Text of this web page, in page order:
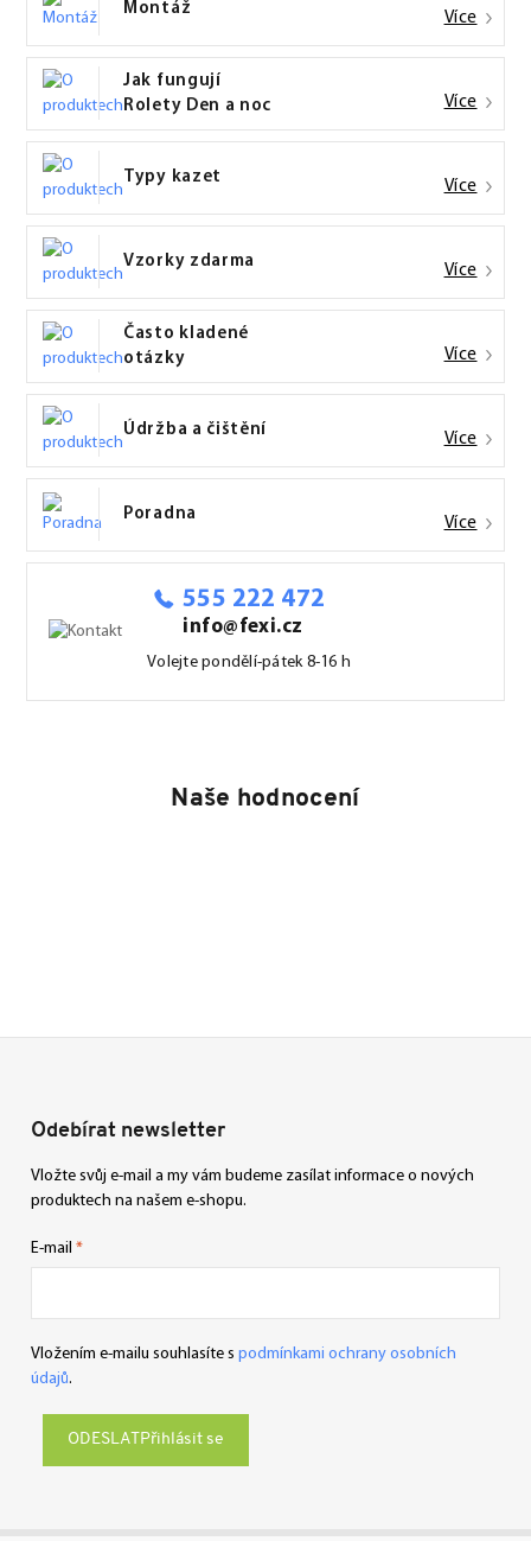
Montáž Více
Jak fungují
Rolety Den a noc
Více
Typy kazet Více
Vzorky zdarma Více
Často kladené
otázky
Více
Údržba a čištění Více
Poradna Více
555 222 472
info@fexi.cz
Volejte pondělí-pátek 8-16 h
Naše hodnocení
Odebírat newsletter
Vložte svůj e-mail a my vám budeme zasílat informace o nových
produktech na našem e-shopu.
E-mail
Vložením e-mailu souhlasíte s podmínkami ochrany osobních
údajů.
Přihlásit se